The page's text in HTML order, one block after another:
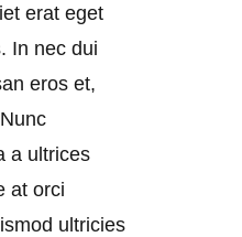
erat eget
In nec dui
eros et,
a ultrices
at orci
ultricies